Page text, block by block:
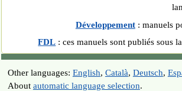
Développement: manuels
FDL : ces manuels sont publiés sous
Other languages: English, Català, Deutsch,
About automatic language selection.